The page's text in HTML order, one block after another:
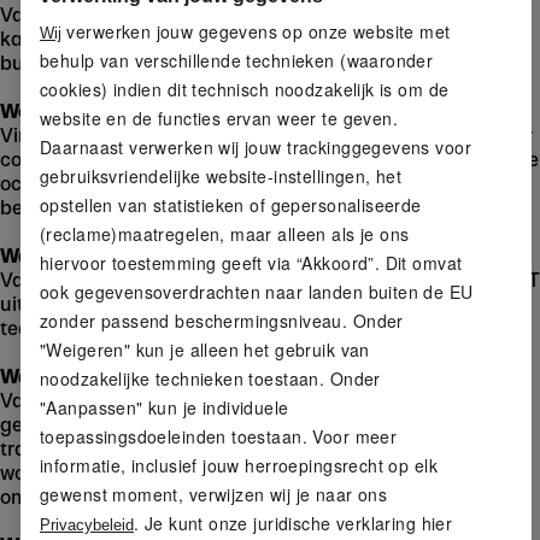
Van tenten, slaapzakken en all-weatherkleding tot
kampeeraccessoires: CRIVIT heeft alles om jouw
buitenavonturen comfortabel en spannend te maken.
Welke running essentials kan ik vinden?
Vind hardloopschoenen en kleding die zijn ontworpen voor
comfort, snelheid en uithoudingsvermogen, of het nu om je
ochtendrondje of je volgende marathon gaat. Met CRIVIT
ben je altijd klaar voor je run.
Wat is inbegrepen bij plezier- en teamsporten?
Van volleybal en basketbal tot tennis en padel biedt CRIVIT
uitrusting voor zowel ontspannen plezier als competitief
teamspel.
Wat omvat de fitnesscategorie?
Van roeimachines en halterbanken tot fasciarollers,
gewichtballen en ademende sportkleding – ontdek
trainingsapparatuur, kleding en accessoires voor je
workouts in de sportschool of thuis, allemaal ontworpen
om je spieren in beweging te houden.
Wij verwerken jouw gegevens op onze website met
behulp van verschillende technieken (waaronder
cookies) indien dit technisch noodzakelijk is om de
website en de functies ervan weer te geven.
Daarnaast verwerken wij jouw trackinggegevens voor
gebruiksvriendelijke website-instellingen, het
opstellen van statistieken of gepersonaliseerde
(reclame)maatregelen, maar alleen als je ons
hiervoor toestemming geeft via “Akkoord”. Dit omvat
ook gegevensoverdrachten naar landen buiten de EU
zonder passend beschermingsniveau. Onder
"Weigeren" kun je alleen het gebruik van
noodzakelijke technieken toestaan. Onder
"Aanpassen" kun je individuele
toepassingsdoeleinden toestaan. Voor meer
informatie, inclusief jouw herroepingsrecht op elk
gewenst moment, verwijzen wij je naar ons
Privacybeleid. Je kunt onze juridische verklaring hier